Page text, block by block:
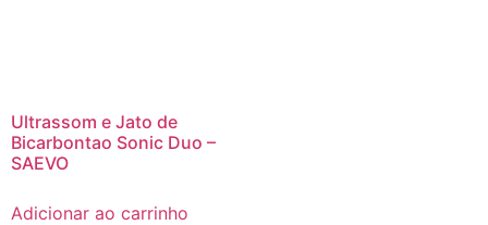
Ultrassom e Jato de
Bicarbontao Sonic Duo –
SAEVO
Adicionar ao carrinho